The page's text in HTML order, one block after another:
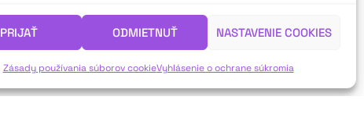
PRIJAŤ ODMIETNUŤ NASTAVENIE COOKIES
Zásady používania súborov cookieVyhlásenie o ochrane súkromia